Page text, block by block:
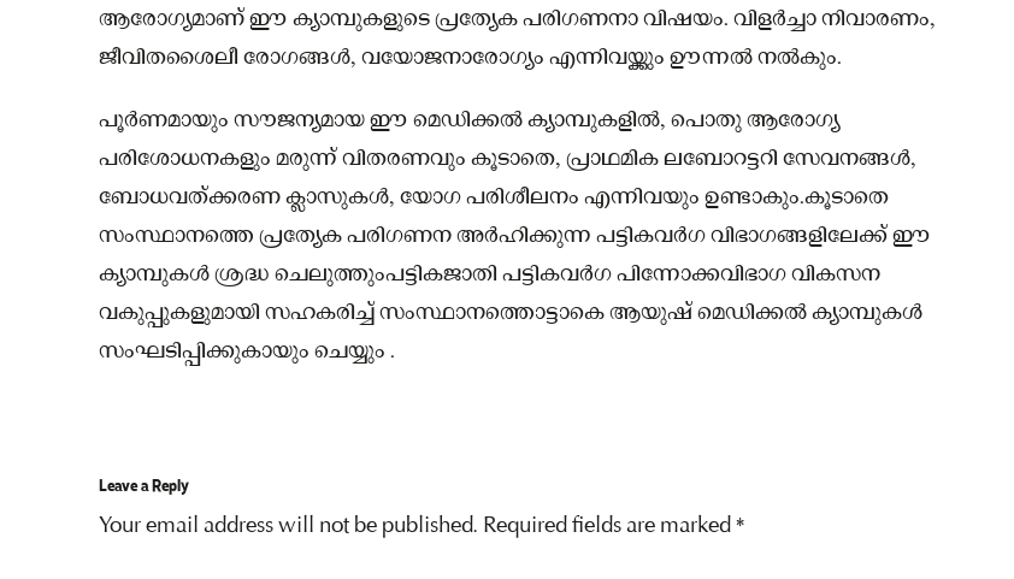
ആരോഗ്യമാണ് ഈ ക്യാമ്പുകളുടെ പ്രത്യേക പരിഗണനാ വിഷയം. വിളര്‍ച്ചാ നിവാരണം,
ജീവിതശൈലീ രോഗങ്ങള്‍, വയോജനാരോഗ്യം എന്നിവയ്ക്കും ഊന്നല്‍ നല്‍കും.
പൂര്‍ണമായും സൗജന്യമായ ഈ മെഡിക്കല്‍ ക്യാമ്പുകളില്‍, പൊതു ആരോഗ്യ
പരിശോധനകളും മരുന്ന് വിതരണവും കൂടാതെ, പ്രാഥമിക ലബോറട്ടറി സേവനങ്ങള്‍,
ബോധവത്ക്കരണ ക്ലാസുകള്‍, യോഗ പരിശീലനം എന്നിവയും ഉണ്ടാകും.കൂടാതെ
സംസ്ഥാനത്തെ പ്രത്യേക പരിഗണന അര്‍ഹിക്കുന്ന പട്ടികവര്‍ഗ വിഭാഗങ്ങളിലേക്ക് ഈ
ക്യാമ്പുകള്‍ ശ്രദ്ധ ചെലുത്തുംപട്ടികജാതി പട്ടികവര്‍ഗ പിന്നോക്കവിഭാഗ വികസന
വകുപ്പുകളുമായി സഹകരിച്ച് സംസ്ഥാനത്തൊട്ടാകെ ആയുഷ് മെഡിക്കല്‍ ക്യാമ്പുകള്‍
സംഘടിപ്പിക്കുകായും ചെയ്യും .
Leave a Reply
Your email address will not be published. Required fields are marked*